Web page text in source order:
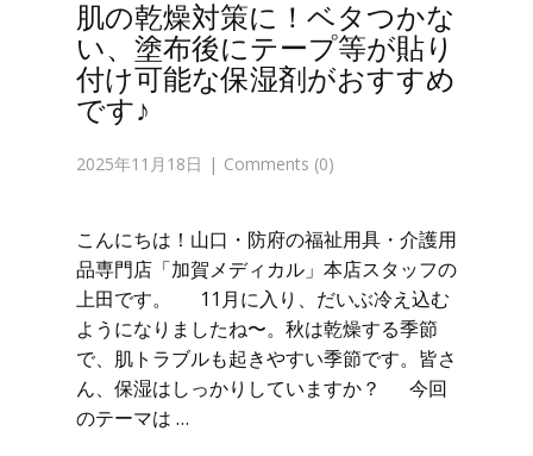
肌の乾燥対策に！ベタつかな
い、塗布後にテープ等が貼り
付け可能な保湿剤がおすすめ
です♪
2025年11月18日 Comments (0)
こんにちは！山口・防府の福祉用具・介護用
品専門店「加賀メディカル」本店スタッフの
上田です。 11月に入り、だいぶ冷え込む
ようになりましたね〜。秋は乾燥する季節
で、肌トラブルも起きやすい季節です。皆さ
ん、保湿はしっかりしていますか？ 今回
のテーマは …